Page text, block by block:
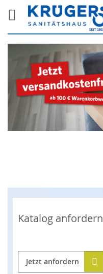
Katalog anfordern
Jetzt anfordern